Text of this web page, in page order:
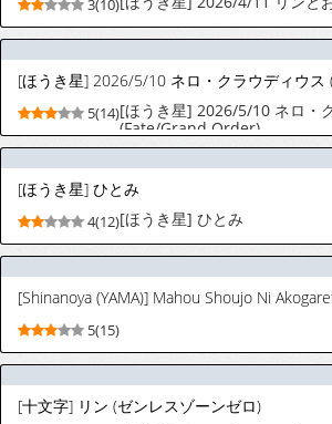
3(10)
[ほうき星] 2026/5/10 ネロ・クラウディウス
5(14)[ほうき星] 2026/5/10 ネロ・
(Fate/Grand Order)
[ほうき星] ひとみ
4(12)[ほうき星] ひとみ
[Shinanoya (YAMA)] Mahou Shoujo Ni
5(15)
[十文字] リン (ゼンレスゾーンゼロ)